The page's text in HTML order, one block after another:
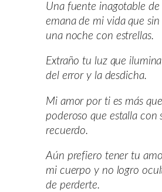
Una fuente inagotable de
emana de mi vida que
una noche con estrellas.
Extraño tu luz que
del error y la desdicha.
Mi amor por ti es más
poderoso que estalla con
recuerdo.
Aún prefiero tener tu
mi cuerpo y no logro
de perderte.